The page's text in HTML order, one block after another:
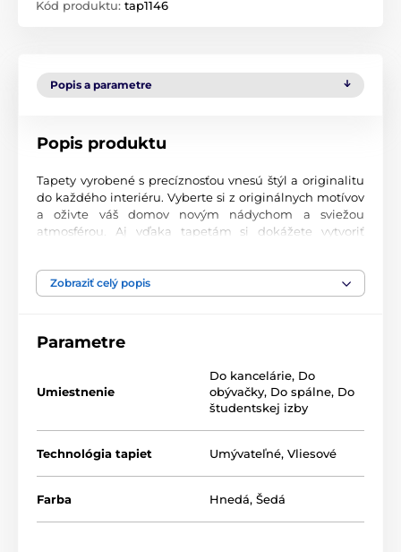
Kód produktu: tap1146
Popis a parametre
Popis produktu
Tapety vyrobené s precíznosťou vnesú štýl a originalitu
do každého interiéru. Vyberte si z originálnych motívov
a oživte váš domov novým nádychom a sviežou
atmosférou. Aj vďaka tapetám si dokážete vytvoriť
Najvyššia kvalita tlače
miestnosti. Tlačia sa na kvalitný vlies s jemným
technológii sa vyznačujú výbornou odolnosťou a
farebnou stálosťou.
Dostupné rozmery a typy tapiet (v cm – šírka x
výška)
Tapety sú vyrábané v rôznych veľkostiach, pričom každá
z nich pozostáva z pásov širokých 49 cm.
Zobraziť celý popis
Parametre
Umiestnenie
Do kancelárie, Do
obývačky, Do spálne, Do
študentskej izby
Technológia tapiet Umývateľné, Vliesové
Farba Hnedá, Šedá